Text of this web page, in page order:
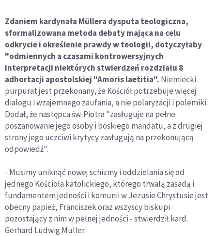
Zdaniem kardynała Müllera dysputa teologiczna,
sformalizowana metoda debaty mająca na celu
odkrycie i określenie prawdy w teologii, dotyczyłaby
"odmiennych a czasami kontrowersyjnych
interpretacji niektórych stwierdzeń rozdziału 8
adhortacji apostolskiej "Amoris laetitia". Niemiecki
purpurat jest przekonany, że Kościół potrzebuje więcej
dialogu i wzajemnego zaufania, a nie polaryzacji i polemiki.
Dodał, że następca św. Piotra "zasługuje na pełne
poszanowanie jego osoby i boskiego mandatu, a z drugiej
strony jego uczciwi krytycy zasługują na przekonującą
odpowiedź".
- Musimy uniknąć nowej schizmy i oddzielania się od
jednego Kościoła katolickiego, którego trwałą zasadą i
fundamentem jedności i komunii w Jezusie Chrystusie jest
obecny papież, Franciszek oraz wszyscy biskupi
pozostający z nim w pełnej jedności - stwierdził kard.
Gerhard Ludwig Müller.